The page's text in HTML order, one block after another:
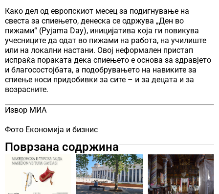
Како дел од европскиот месец за подигнување на
свеста за спиењето, денеска се одржува „Ден во
пижами“ (Pyjama Day), иницијатива која ги повикува
учесниците да одат во пижами на работа, на училиште
или на локални настани. Овој неформален пристап
испраќа пораката дека спиењето е основа за здравјето
и благосостојбата, а подобрувањето на навиките за
спиење носи придобивки за сите – и за децата и за
возрасните.
Извор МИА
Фото Економија и бизнис
Поврзана содржина